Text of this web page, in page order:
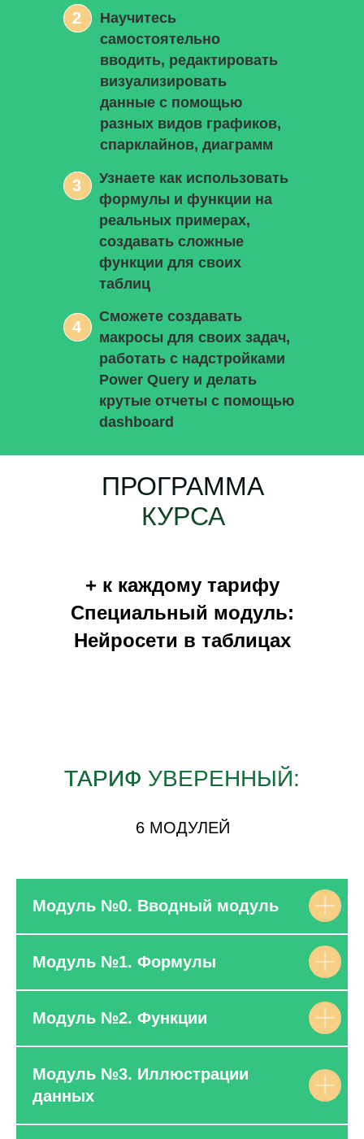
Научитесь
самостоятельно
вводить, редактировать
визуализировать
данные с помощью
разных видов графиков,
спарклайнов, диаграмм
Узнаете как использовать
формулы и функции на
реальных примерах,
создавать сложные
функции для своих
таблиц
Сможете создавать
макросы для своих задач,
работать с надстройками
Power Query и делать
крутые отчеты с помощью
dashboard
2
3
4
ПРОГРАММА
КУРСА
+ к каждому тарифу
Специальный модуль:
Нейросети в таблицах
ТАРИФ УВЕРЕННЫЙ:
6 МОДУЛЕЙ
Модуль №0. Вводный модуль
Модуль №1. Формулы
Модуль №2. Функции
Модуль №3. Иллюстрации
данных